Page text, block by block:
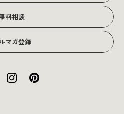
料相談
マガ登録